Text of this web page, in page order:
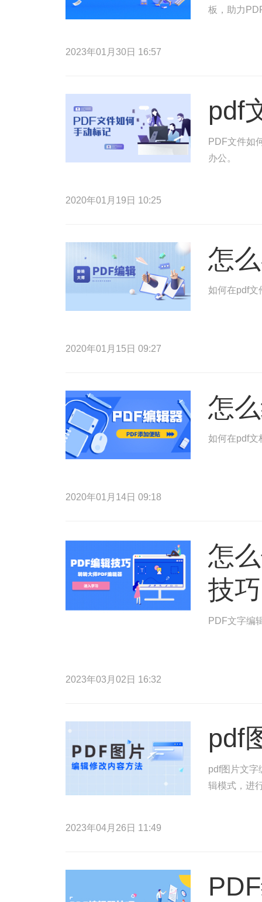
板，助力
2023年01月30日 16:57
pdf
PDF文件如
办公。
2020年01月19日 10:25
怎
如何在pdf文
2020年01月15日 09:27
怎
如何在pdf文
2020年01月14日 09:18
怎
技巧
PDF文字编
2023年03月02日 16:32
pdf
pdf图片文字
辑模式，进
2023年04月26日 11:49